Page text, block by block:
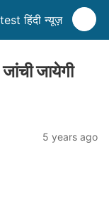
हिंदी न्यूज़
जायेगी
5 years ago